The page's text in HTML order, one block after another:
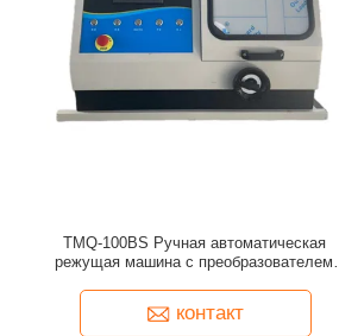
TMQ-100BS Ручная автоматическая
режущая машина с преобразователем
контакт